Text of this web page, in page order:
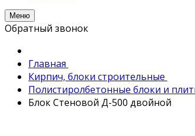
Меню
Обратный звонок
Главная
Кирпич, блоки строительные
Полистиролбетонные блоки и
Блок Стеновой Д-500 двойной